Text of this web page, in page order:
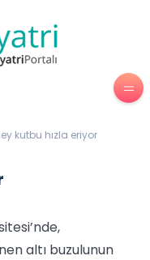
kutbu hızla eriyor
altı buzulunun